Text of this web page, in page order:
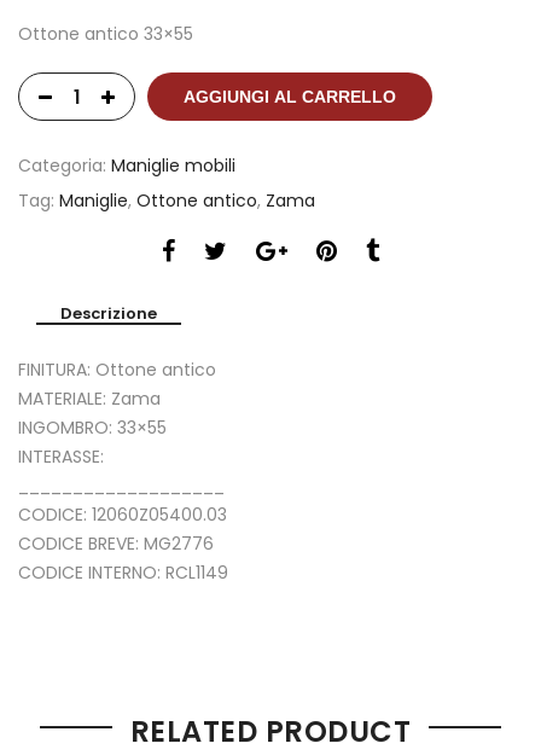
Ottone antico 33×55
AGGIUNGI AL CARRELLO
Categoria: Maniglie mobili
Tag: Maniglie, Ottone antico, Zama
Descrizione
FINITURA: Ottone antico
MATERIALE: Zama
INGOMBRO: 33×55
INTERASSE:
CODICE: 12060Z05400.03
CODICE BREVE: MG2776
CODICE INTERNO: RCL1149
RELATED PRODUCT